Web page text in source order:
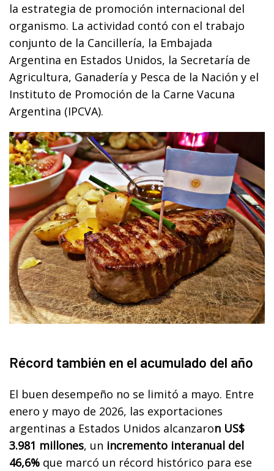
la estrategia de promoción internacional del
organismo. La actividad contó con el trabajo
conjunto de la Cancillería, la Embajada
Argentina en Estados Unidos, la Secretaría de
Agricultura, Ganadería y Pesca de la Nación y el
Instituto de Promoción de la Carne Vacuna
Argentina (IPCVA).
Récord también en el acumulado del año
El buen desempeño no se limitó a mayo. Entre
enero y mayo de 2026, las exportaciones
argentinas a Estados Unidos alcanzaron US$
3.981 millones, un incremento interanual del
46,6% que marcó un récord histórico para ese